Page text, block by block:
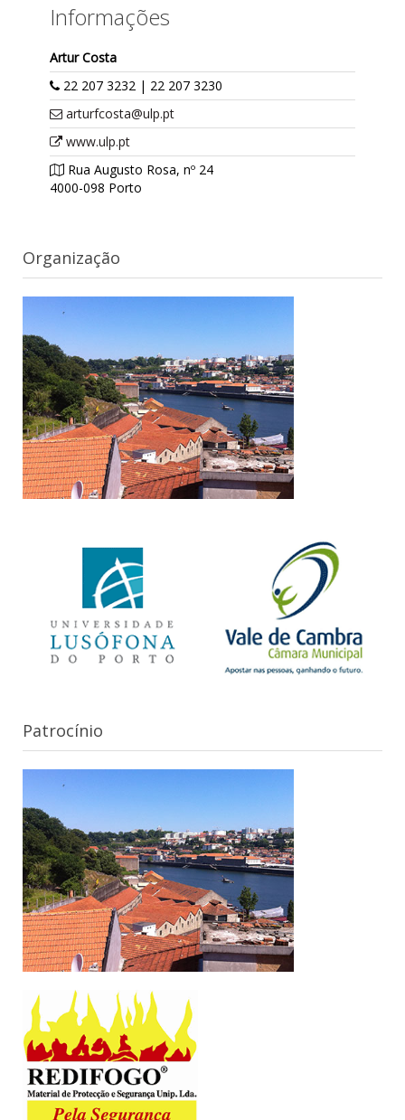
Informações
Artur Costa
22 207 3232 | 22 207 3230
arturfcosta@ulp.pt
www.ulp.pt
Rua Augusto Rosa, nº 24
4000-098 Porto
Organização
Patrocínio